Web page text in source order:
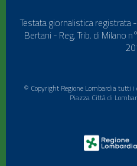
Testata giornalistica registrata
Bertani - Reg. Trib. di Milano
© Copyright Regione Lombardia
Piazza Città di